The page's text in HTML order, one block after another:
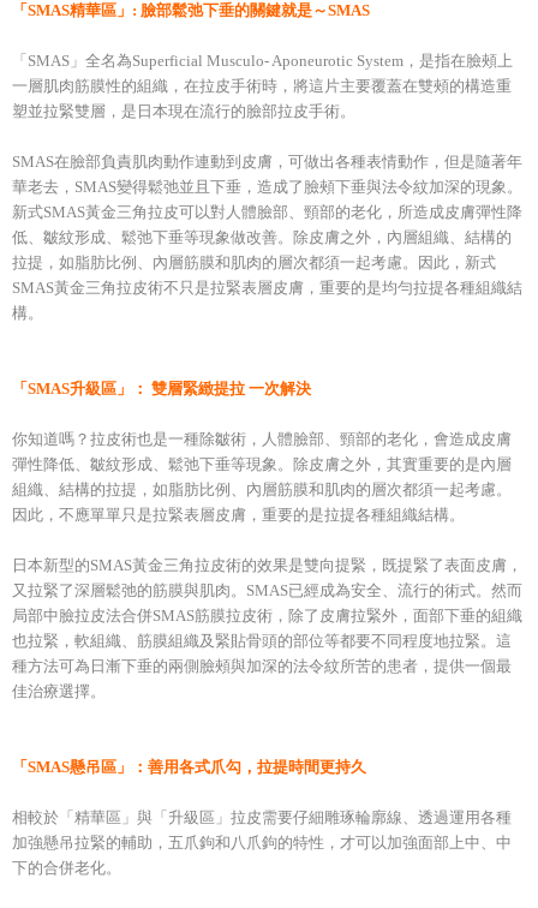
「SMAS精華區」: 臉部鬆弛下垂的關鍵就是～SMAS
「SMAS」全名為Superficial Musculo- Aponeurotic System，是指在臉頰上
一層肌肉筋膜性的組織，在拉皮手術時，將這片主要覆蓋在雙頰的構造重
塑並拉緊雙層，是日本現在流行的臉部拉皮手術。
SMAS在臉部負責肌肉動作連動到皮膚，可做出各種表情動作，但是隨著年
華老去，SMAS變得鬆弛並且下垂，造成了臉頰下垂與法令紋加深的現象。
新式SMAS黃金三角拉皮可以對人體臉部、頸部的老化，所造成皮膚彈性降
低、皺紋形成、鬆弛下垂等現象做改善。除皮膚之外，內層組織、結構的
拉提，如脂肪比例、內層筋膜和肌肉的層次都須一起考慮。因此，新式
SMAS黃金三角拉皮術不只是拉緊表層皮膚，重要的是均勻拉提各種組織結
構。
「SMAS升級區」： 雙層緊緻提拉 一次解決
你知道嗎？拉皮術也是一種除皺術，人體臉部、頸部的老化，會造成皮膚
彈性降低、皺紋形成、鬆弛下垂等現象。除皮膚之外，其實重要的是內層
組織、結構的拉提，如脂肪比例、內層筋膜和肌肉的層次都須一起考慮。
因此，不應單單只是拉緊表層皮膚，重要的是拉提各種組織結構。
日本新型的SMAS黃金三角拉皮術的效果是雙向提緊，既提緊了表面皮膚，
又拉緊了深層鬆弛的筋膜與肌肉。SMAS已經成為安全、流行的術式。然而
局部中臉拉皮法合併SMAS筋膜拉皮術，除了皮膚拉緊外，面部下垂的組織
也拉緊，軟組織、筋膜組織及緊貼骨頭的部位等都要不同程度地拉緊。這
種方法可為日漸下垂的兩側臉頰與加深的法令紋所苦的患者，提供一個最
佳治療選擇。
「SMAS懸吊區」：善用各式爪勾，拉提時間更持久
相較於「精華區」與「升級區」拉皮需要仔細雕琢輪廓線、透過運用各種
加強懸吊拉緊的輔助，五爪鉤和八爪鉤的特性，才可以加強面部上中、中
下的合併老化。